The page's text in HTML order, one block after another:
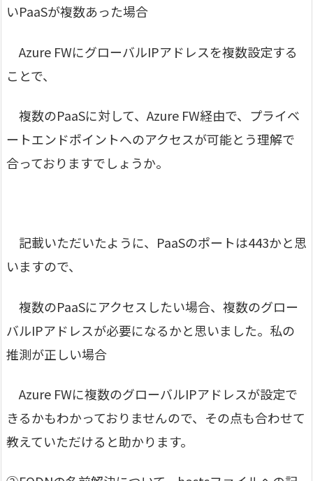
いPaaSが複数あった場合
Azure FWにグローバルIPアドレスを複数設定する
ことで、
複数のPaaSに対して、Azure FW経由で、プライベ
ートエンドポイントへのアクセスが可能とう理解で
合っておりますでしょうか。
記載いただいたように、PaaSのポートは443かと思
いますので、
複数のPaaSにアクセスしたい場合、複数のグロー
バルIPアドレスが必要になるかと思いました。私の
推測が正しい場合
Azure FWに複数のグローバルIPアドレスが設定で
きるかもわかっておりませんので、その点も合わせて
教えていただけると助かります。